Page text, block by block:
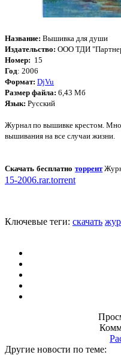
Название: Вышивка для души
Издательство: ООО ТДИ
Номер: 15
Год: 2006
Формат: DjVu
Размер файла: 6,43 Мб
Язык: Русский
Журнал по вышивке крестом.
вышивания на все случаи жизни.
Скачать бесплатноторрент
15-2006.rar.torrent
Ключевые теги: скачать
Другие новости по теме: